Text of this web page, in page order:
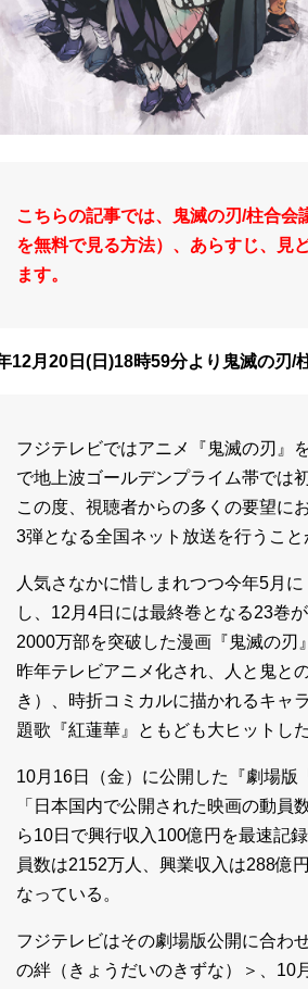
こちらの記事では、鬼滅の刃/柱合会
を無料で見る方法）、あらすじ、見
ます。
12月20日(日)18時59分より鬼滅の刃/
フジテレビではアニメ『鬼滅の刃』
で地上波ゴールデンプライム帯では
この度、視聴者からの多くの要望に
3弾となる全国ネット放送を行うこと
人気さなかに惜しまれつつ今年5月
し、12月4日には最終巻となる23巻
2000万部を突破した漫画『鬼滅の刃
昨年テレビアニメ化され、人と鬼と
き）、時折コミカルに描かれるキャ
題歌『紅蓮華』ともども大ヒットした
10月16日（金）に公開した『劇場
「日本国内で公開された映画の動
ら10日で興行収入100億円を最速記
員数は2152万人、興業収入は288億
なっている。
フジテレビはその劇場版公開に合わ
の絆（きょうだいのきずな）＞、10